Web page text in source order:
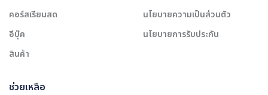
คอร์สเรียนสด
อีบุ๊ค
สินค้า
นโยบายความเป็นส่วนตัว
นโยบายการรับประกัน
ช่วยเหลือ